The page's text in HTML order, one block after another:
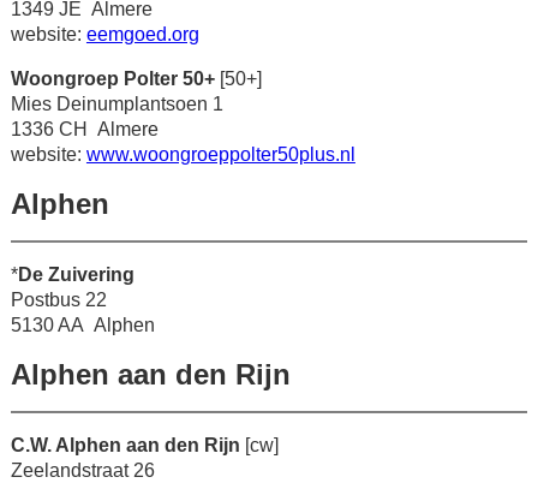
1349 JE Almere
website: eemgoed.org
Woongroep Polter 50+[50+]
Mies Deinumplantsoen 1
1336 CH Almere
website: www.woongroeppolter50plus.nl
Alphen
*De Zuivering
Postbus 22
5130 AA Alphen
Alphen aan den Rijn
C.W. Alphen aan den Rijn [cw]
Zeelandstraat 26